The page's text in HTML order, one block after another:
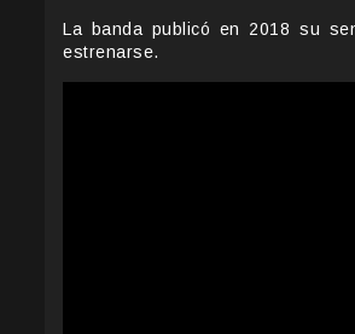
La banda publicó en 2018 su
estrenarse.